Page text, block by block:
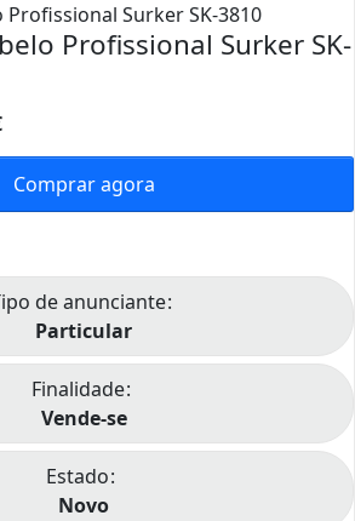
Profissional Surker SK-
Comprar agora
de anunciante
Particular
Finalidade
Vende-se
Estado
Novo